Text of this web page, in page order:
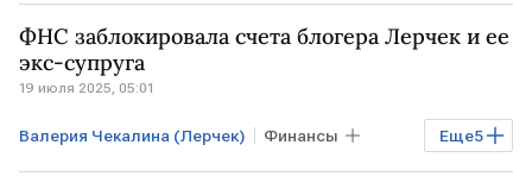
Мошенничество Бизнес
ФНС заблокировала счета блогера Лерчек и ее
экс-супруга
19 июля 2025, 05:01
Еще5
Валерия Чекалина (Лерчек) Финансы
Банки РОССИЯ РФ